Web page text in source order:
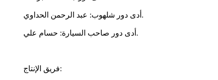
أدى دور شلهوب: عبد الرحمن الحداوي.
أدى دور صاحب السيارة: حسام علي.
فريق الإنتاج: